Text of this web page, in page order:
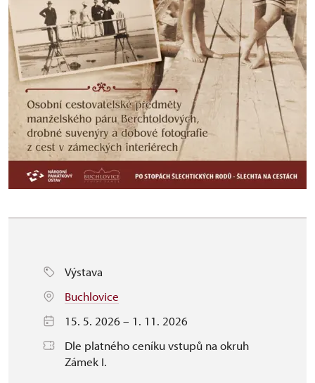
Výstava
Buchlovice
15. 5. 2026 – 1. 11. 2026
Dle platného ceníku vstupů na okruh
Zámek I.